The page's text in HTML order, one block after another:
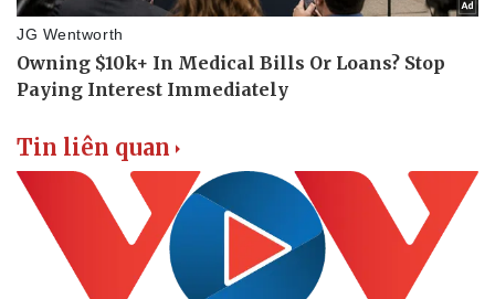
Thông tin doanh nghiệp
Doanh nghiệp 24h
Doanh nhân
Sành điệu
Tin Công nghệ
Trải nghiệm
Tin liên quan